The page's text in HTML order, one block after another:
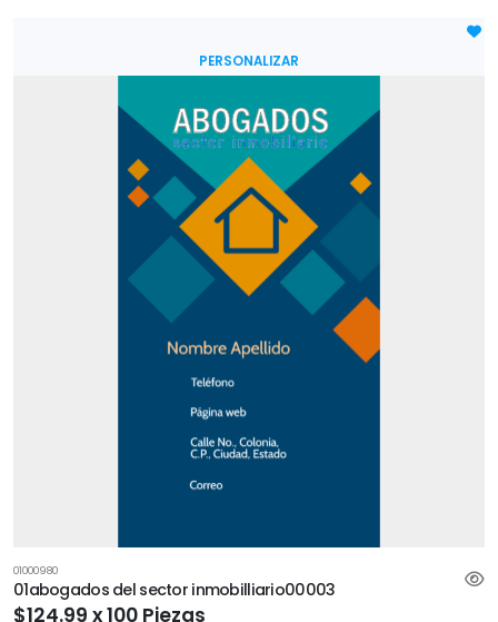
PERSONALIZAR
01000980
01abogados del sector inmobilliario00003
$124.99 x 100 Piezas